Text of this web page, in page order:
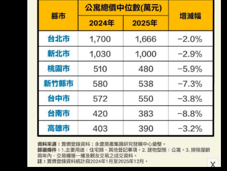
版社宅興辦計畫，中央直接興辦的數量從原先承
諾的13萬戶銳減77% ，僅剩3萬戶。他進一步
分析，這3萬戶中高達2萬5000戶是蔡英文政府
任內便啟動的案件 ，賴清德任內真正預計新增
的僅有5000戶。然而，由於直接興辦社宅的經
費占比由40.5% 降至18